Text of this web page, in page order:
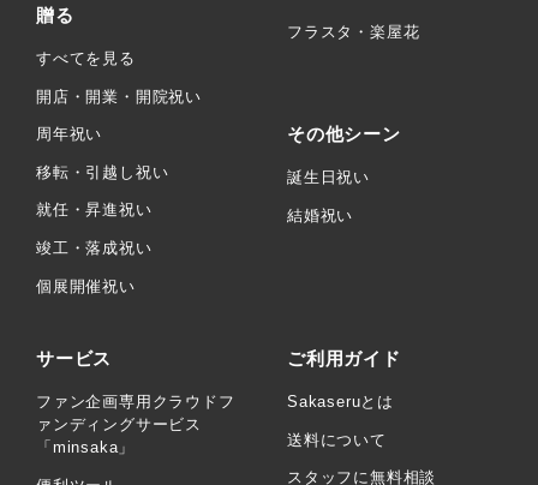
贈る
すべてを見る
開店・開業・開院祝い
周年祝い
移転・引越し祝い
就任・昇進祝い
竣工・落成祝い
個展開催祝い
フラスタ・楽屋花
その他シーン
誕生日祝い
結婚祝い
サービス
ファン企画専用クラウドフ
ァンディングサービス
「minsaka」
ご利用ガイド
Sakaseruとは
送料について
スタッフに無料相談